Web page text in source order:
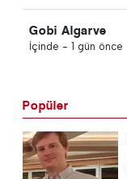
Gobi Algarve
İçinde - 1 gün önce
Popüler